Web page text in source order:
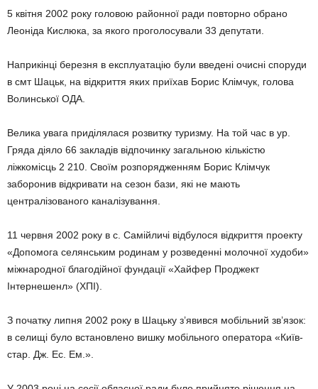
5 квітня 2002 року головою районної ради повторно обрано
Леоніда Кислюка, за якого проголосували 33 депутати.
Наприкінці березня в експлуатацію були введені очисні споруди
в смт Шацьк, на відкриття яких приїхав Борис Клімчук, голова
Во­линської ОДА.
Велика увага приділялася розвитку туризму. На той час в ур.
Гряда дія­­­ло 66 закладів відпочинку загальною кількістю
ліжкомісць 2 210. Своїм розпорядженням Борис Клімчук
заборонив відкривати на сезон бази, які не мають
централізованого каналізування.
11 червня 2002 року в с. Самійличі відбулося відкриття проекту
«Допомога селянським родинам у розведенні молочної худоби»
міжнародної благодійної фундації «Хайфер Проджект
Інтернешенл» (ХПІ).
З початку липня 2002 року в Шацьку з’явився мобільний зв’язок:
в селищі було встановлено вишку мобільного оператора «Київ­
стар. Дж. Ес. Ем.».